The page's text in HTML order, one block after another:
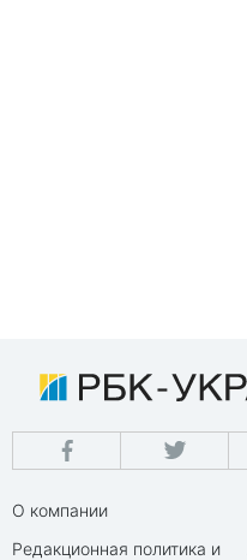
О компании
Редакционная политика и